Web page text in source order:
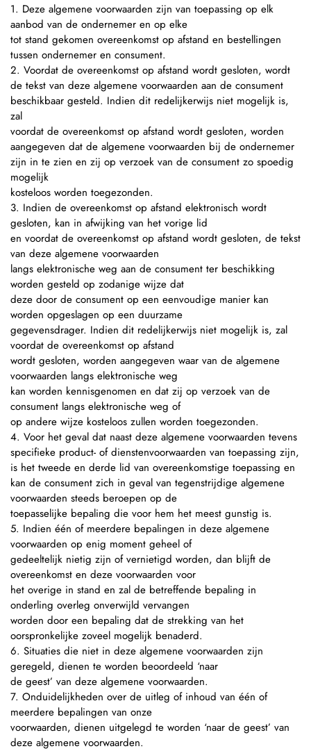
1. Deze algemene voorwaarden zijn van toepassing op elk
aanbod van de ondernemer en op elke
tot stand gekomen overeenkomst op afstand en bestellingen
tussen ondernemer en consument.
2. Voordat de overeenkomst op afstand wordt gesloten, wordt
de tekst van deze algemene voorwaarden aan de consument
beschikbaar gesteld. Indien dit redelijkerwijs niet mogelijk is,
zal
voordat de overeenkomst op afstand wordt gesloten, worden
aangegeven dat de algemene voorwaarden bij de ondernemer
zijn in te zien en zij op verzoek van de consument zo spoedig
mogelijk
kosteloos worden toegezonden.
3. Indien de overeenkomst op afstand elektronisch wordt
gesloten, kan in afwijking van het vorige lid
en voordat de overeenkomst op afstand wordt gesloten, de tekst
van deze algemene voorwaarden
langs elektronische weg aan de consument ter beschikking
worden gesteld op zodanige wijze dat
deze door de consument op een eenvoudige manier kan
worden opgeslagen op een duurzame
gegevensdrager. Indien dit redelijkerwijs niet mogelijk is, zal
voordat de overeenkomst op afstand
wordt gesloten, worden aangegeven waar van de algemene
voorwaarden langs elektronische weg
kan worden kennisgenomen en dat zij op verzoek van de
consument langs elektronische weg of
op andere wijze kosteloos zullen worden toegezonden.
4. Voor het geval dat naast deze algemene voorwaarden tevens
specifieke product- of dienstenvoorwaarden van toepassing zijn,
is het tweede en derde lid van overeenkomstige toepassing en
kan de consument zich in geval van tegenstrijdige algemene
voorwaarden steeds beroepen op de
toepasselijke bepaling die voor hem het meest gunstig is.
5. Indien één of meerdere bepalingen in deze algemene
voorwaarden op enig moment geheel of
gedeeltelijk nietig zijn of vernietigd worden, dan blijft de
overeenkomst en deze voorwaarden voor
het overige in stand en zal de betreffende bepaling in
onderling overleg onverwijld vervangen
worden door een bepaling dat de strekking van het
oorspronkelijke zoveel mogelijk benaderd.
6. Situaties die niet in deze algemene voorwaarden zijn
geregeld, dienen te worden beoordeeld ‘naar
de geest’ van deze algemene voorwaarden.
7. Onduidelijkheden over de uitleg of inhoud van één of
meerdere bepalingen van onze
voorwaarden, dienen uitgelegd te worden ‘naar de geest’ van
deze algemene voorwaarden.